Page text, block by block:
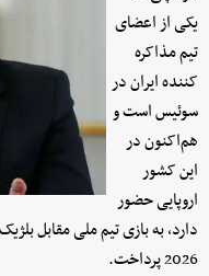
یکی از اعضای
تیم مذاکره
کننده ایران در
سوئیس است و
هم‌اکنون در
این کشور
اروپایی حضور
دارد، به بازی تیم ملی مقابل
2026 پرداخت.